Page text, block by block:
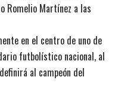
Romelio Martínez a las
en el centro de uno de
futbolístico nacional, al
al campeón del